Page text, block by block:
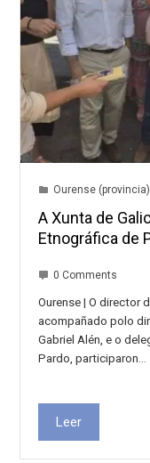
Ourense (provincia)
A Xunta de
Etnográfica de
0 Comments
Ourense | O director
acompañado polo
Gabriel Alén, e o
Pardo, participaron…
Leer